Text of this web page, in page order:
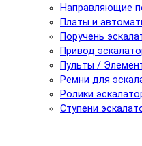
Направляющие
Платы и
Поручень
Привод
Пульты /
Ремни для
Ролики
Ступени